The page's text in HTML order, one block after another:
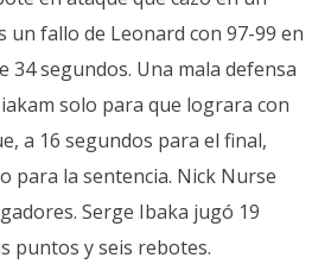
un fallo de Leonard con 97-99 en
34 segundos. Una mala defensa
solo para que lograra con
a 16 segundos para el final,
para la sentencia. Nick Nurse
Serge Ibaka jugó 19
puntos y seis rebotes.